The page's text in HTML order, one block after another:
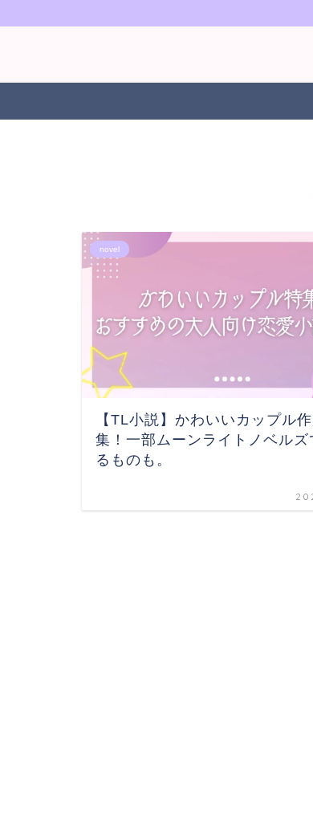
novel
【TL小説】かわいいカップル
集！一部ムーンライトノベルズ
るものも。